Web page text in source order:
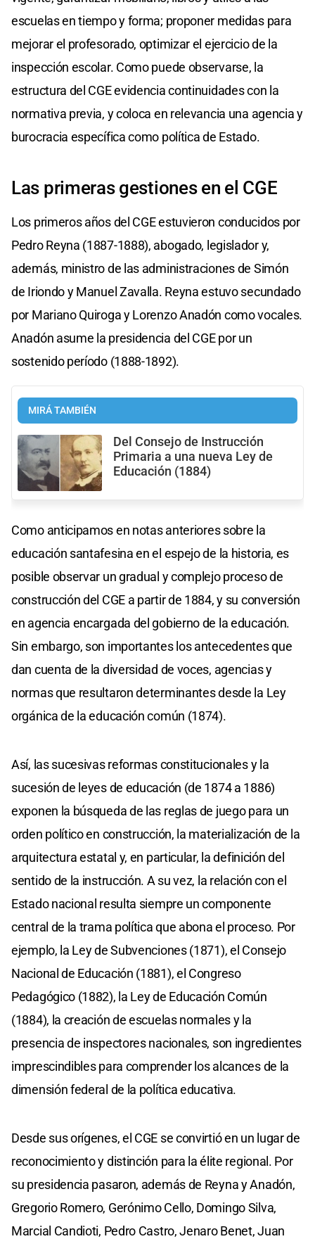
escuelas en tiempo y forma; proponer medidas para
mejorar el profesorado, optimizar el ejercicio de la
inspección escolar. Como puede observarse, la
estructura del CGE evidencia continuidades con la
normativa previa, y coloca en relevancia una agencia y
burocracia específica como política de Estado.
Las primeras gestiones en el CGE
Los primeros años del CGE estuvieron conducidos por
Pedro Reyna (1887-1888), abogado, legislador y,
además, ministro de las administraciones de Simón
de Iriondo y Manuel Zavalla. Reyna estuvo secundado
por Mariano Quiroga y Lorenzo Anadón como vocales.
Anadón asume la presidencia del CGE por un
sostenido período (1888-1892).
MIRÁ TAMBIÉN
Del Consejo de Instrucción
Primaria a una nueva Ley de
Educación (1884)
Como anticipamos en notas anteriores sobre la
educación santafesina en el espejo de la historia, es
posible observar un gradual y complejo proceso de
construcción del CGE a partir de 1884, y su conversión
en agencia encargada del gobierno de la educación.
Sin embargo, son importantes los antecedentes que
dan cuenta de la diversidad de voces, agencias y
normas que resultaron determinantes desde la Ley
orgánica de la educación común (1874).
Así, las sucesivas reformas constitucionales y la
sucesión de leyes de educación (de 1874 a 1886)
exponen la búsqueda de las reglas de juego para un
orden político en construcción, la materialización de la
arquitectura estatal y, en particular, la definición del
sentido de la instrucción. A su vez, la relación con el
Estado nacional resulta siempre un componente
central de la trama política que abona el proceso. Por
ejemplo, la Ley de Subvenciones (1871), el Consejo
Nacional de Educación (1881), el Congreso
Pedagógico (1882), la Ley de Educación Común
(1884), la creación de escuelas normales y la
presencia de inspectores nacionales, son ingredientes
imprescindibles para comprender los alcances de la
dimensión federal de la política educativa.
Desde sus orígenes, el CGE se convirtió en un lugar de
reconocimiento y distinción para la élite regional. Por
su presidencia pasaron, además de Reyna y Anadón,
Gregorio Romero, Gerónimo Cello, Domingo Silva,
Marcial Candioti, Pedro Castro, Jenaro Benet, Juan